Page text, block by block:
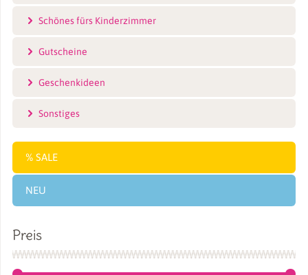
Schönes fürs Kinderzimmer
Gutscheine
Geschenkideen
Sonstiges
SALE
NEU
Preis